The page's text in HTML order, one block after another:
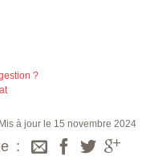
?
Mis à jour le 15 novembre 2024